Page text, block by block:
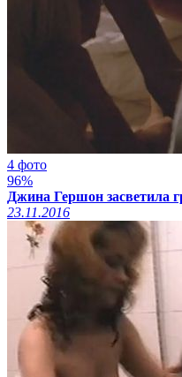
4 фото
96%
Джина Гершон засветила
23.11.2016